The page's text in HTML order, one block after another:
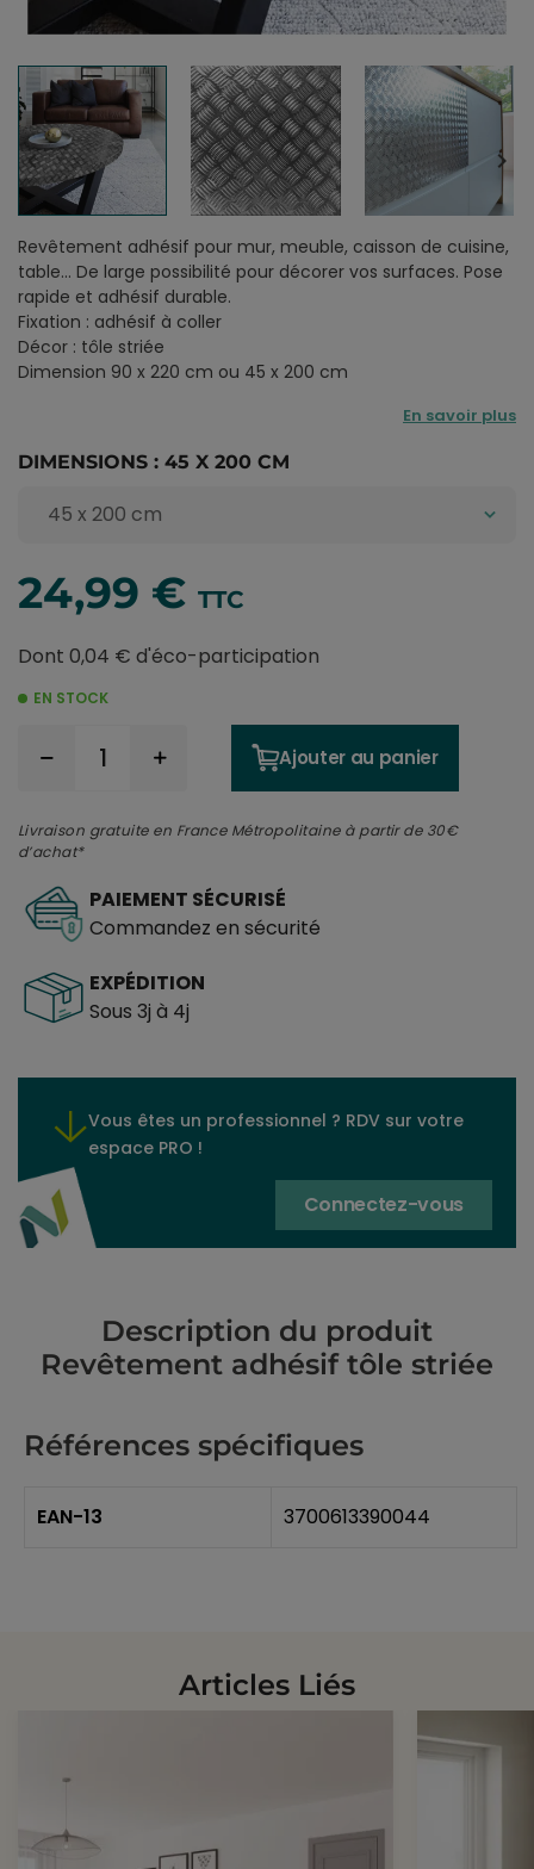
 
Revêtement adhésif pour mur, meuble, caisson de cuisine,
table... De large possibilité pour décorer vos surfaces. Pose
rapide et adhésif durable.
Fixation : adhésif à coller
Décor : tôle striée
Dimension 90 x 220 cm ou 45 x 200 cm
En savoir plus
DIMENSIONS : 45 X 200 CM
24,99 € TTC
Dont 0,04 € d'éco-participation
EN STOCK
Ajouter au panier
Livraison gratuite en France Métropolitaine à partir de 30€
d’achat*
PAIEMENT SÉCURISÉ
Commandez en sécurité
EXPÉDITION
Sous 3j à 4j
Vous êtes un professionnel ? RDV sur votre
espace PRO !
Connectez-vous
Description du produit
Revêtement adhésif tôle striée
Références spécifiques
EAN-13 3700613390044
Articles Liés